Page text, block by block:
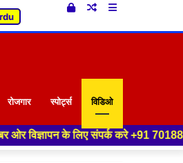
Sidebar
Random
Log
रोजगार स्पोर्ट्स विडिओ
संपर्क करे +91 70188 04994 ,हमारे